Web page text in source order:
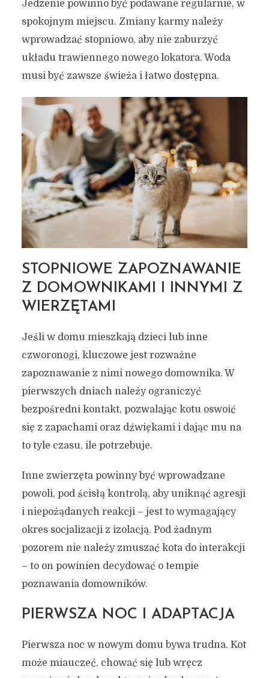
Jedzenie powinno być podawane regularnie, w
spokojnym miejscu. Zmiany karmy należy
wprowadzać stopniowo, aby nie zaburzyć
układu trawiennego nowego lokatora. Woda
musi być zawsze świeża i łatwo dostępna.
STOPNIOWE ZAPOZNAWANIE
Z DOMOWNIKAMI I INNYMI Z
WIERZĘTAMI
Jeśli w domu mieszkają dzieci lub inne
czworonogi, kluczowe jest rozważne
zapoznawanie z nimi nowego domownika. W
pierwszych dniach należy ograniczyć
bezpośredni kontakt, pozwalając kotu oswoić
się z zapachami oraz dźwiękami i dając mu na
to tyle czasu, ile potrzebuje.
Inne zwierzęta powinny być wprowadzane
powoli, pod ścisłą kontrolą, aby uniknąć agresji
i niepożądanych reakcji – jest to wymagający
okres socjalizacji z izolacją. Pod żadnym
pozorem nie należy zmuszać kota do interakcji
– to on powinien decydować o tempie
poznawania domowników.
PIERWSZA NOC I ADAPTACJA
Pierwsza noc w nowym domu bywa trudna. Kot
może miauczeć, chować się lub wręcz